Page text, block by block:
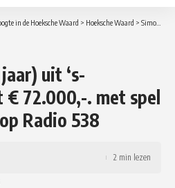
in de Hoeksche Waard > Hoeksche Waard > Simone Tuk (20 jaar) uit ‘s-Gravendeel wint € 72.000,-. met spel Win met de Zin op Radio 538
uit ‘s-
€ 72.000,-. met spel
Radio 538
2 min lezen